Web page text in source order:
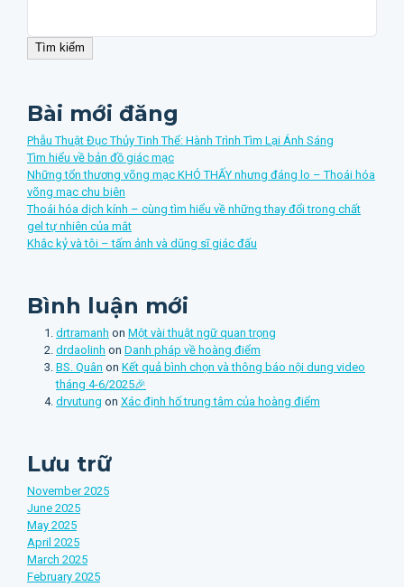
Tìm kiếm
Bài mới đăng
Phẫu Thuật Đục Thủy Tinh Thể: Hành Trình Tìm Lại Ánh Sáng
Tìm hiểu về bản đồ giác mạc
Những tổn thương võng mạc KHÓ THẤY nhưng đáng lo – Thoái hóa
võng mạc chu biên
Thoái hóa dịch kính – cùng tìm hiểu về những thay đổi trong chất
gel tự nhiên của mắt
Khắc kỷ và tôi – tấm ảnh và dũng sĩ giác đấu
Bình luận mới
drtramanh on Một vài thuật ngữ quan trọng
drdaolinh on Danh pháp về hoàng điểm
BS. Quân on Kết quả bình chọn và thông báo nội dung video
tháng 4-6/2025🎉
drvutung on Xác định hố trung tâm của hoàng điểm
Lưu trữ
November 2025
June 2025
May 2025
April 2025
March 2025
February 2025